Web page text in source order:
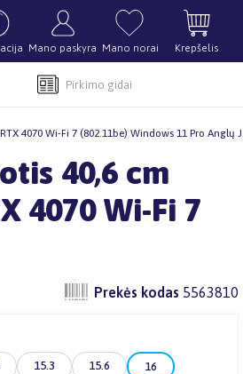
Mano paskyra Mano norai Krepšelis
Pirkimo gidai
4070 Wi-Fi 7 (802.11be) Windows 11 Pro Anglų
40,6 cm
4070 Wi-Fi 7
Prekės kodas 5563810
15.3 15.6 16